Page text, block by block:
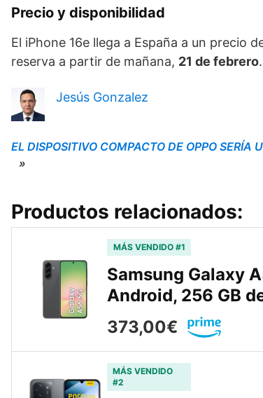
Precio y disponibilidad
El iPhone 16e llega a España a un precio
reserva a partir de mañana, 21 de febrero
Jesús Gonzalez
EL DISPOSITIVO COMPACTO DE OPPO SERÍA
»
Productos relacionados:
MÁS VENDIDO #1
Samsung Galaxy
Android, 256 GB
373,00€
MÁS VENDIDO
#2